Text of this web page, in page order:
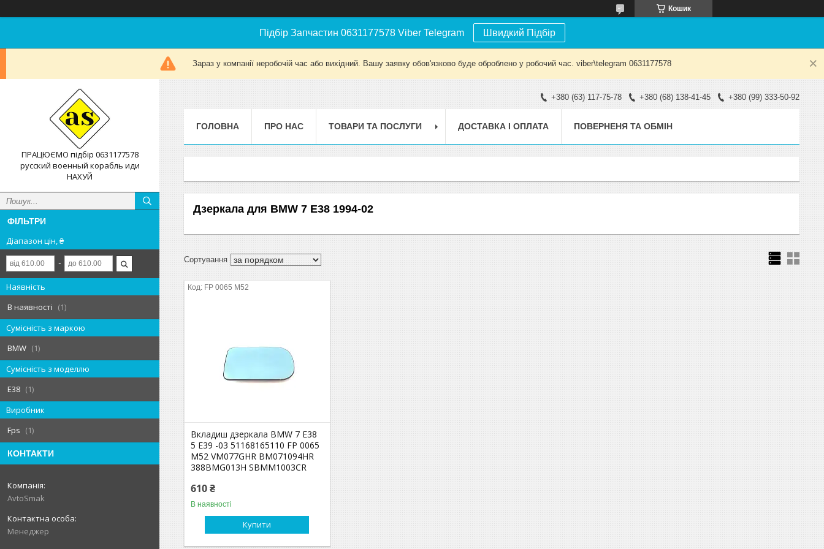
Кошик
Підбір Запчастин 0631177578 Viber Telegram Швидкий Підбір
Зараз у компанії неробочій час або вихідний. Вашу заявку обов'язково буде оброблено у робочий час. viber\telegram 0631177578
ПРАЦЮЄМО підбір 0631177578
русский военный корабль иди
НАХУЙ
ФІЛЬТРИ
Діапазон цін, ₴
Наявність
В наявності
1
Сумісність з маркою
BMW
1
Сумісність з моделлю
E38
1
Виробник
Fps
1
КОНТАКТИ
AvtoSmak
Менеджер
+380 (63) 117-75-78 +380 (68) 138-41-45 +380 (99) 333-50-92
ГОЛОВНА ПРО НАС ТОВАРИ ТА ПОСЛУГИ ДОСТАВКА І ОПЛАТА ПОВЕРНЕНЯ ТА ОБМІН
Дзеркала для BMW 7 E38 1994-02
FP 0065 M52
Вкладиш дзеркала BMW 7 E38
5 E39 -03 51168165110 FP 0065
M52 VM077GHR BM071094HR
388BMG013H SBMM1003CR
610 ₴
В наявності
Купити